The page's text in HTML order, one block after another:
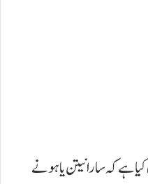
ہے کہ سارا نیتن یاہو نے